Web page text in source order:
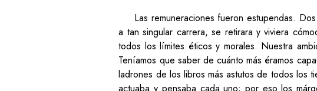
Las remuneraciones fueron estupendas.
a tan singular carrera, se retirara y viviera
todos los límites éticos y morales. Nuestra
Teníamos que saber de cuánto más éramos
ladrones de los libros más astutos de todos los